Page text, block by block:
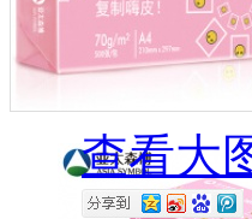
查看大